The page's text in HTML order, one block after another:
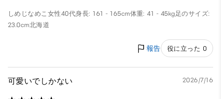
しめじなめこ 女性40代身長: 161 - 165cm体重: 41 - 45kg足のサイズ:
23.0cm北海道
報告 役に立った 0
可愛いでしかない 2026/7/16